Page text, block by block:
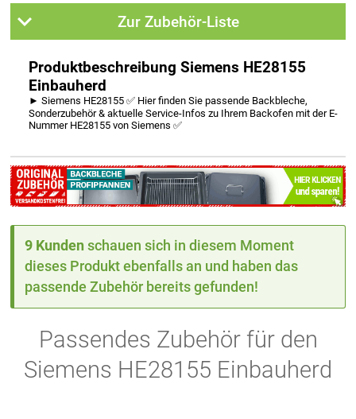
Zur Zubehör-Liste
Produktbeschreibung Siemens HE28155
Einbauherd
► Siemens HE28155 ✅ Hier finden Sie passende Backbleche,
Sonderzubehör & aktuelle Service-Infos zu Ihrem Backofen mit der E-
Nummer HE28155 von Siemens ✅
9 Kunden schauen sich in diesem Moment
dieses Produkt ebenfalls an und haben das
passende Zubehör bereits gefunden!
Passendes Zubehör für den
Siemens HE28155 Einbauherd